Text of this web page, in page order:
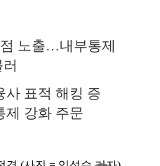
노출…내부통제
사 표적 해킹 증
강화 주문